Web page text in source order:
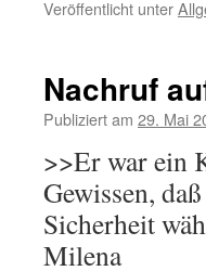
Veröffentlicht unter
Nachruf
Publiziert am 29. Mai
>>Er war ein
Gewissen,
Sicherheit
Milena